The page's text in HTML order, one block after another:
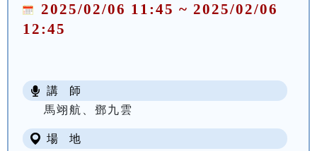
2025/02/06 11:45 ~ 2025/02/06
12:45
講 師
馬翊航、鄧九雲
場 地